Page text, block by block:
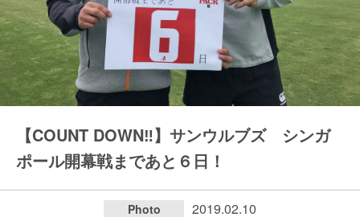
【COUNT DOWN‼】サンウルブズ シンガ
ポール開幕戦まであと６日！
Photo 2019.02.10